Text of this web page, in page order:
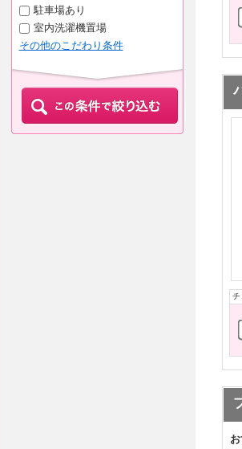
駐車場あり
室内洗濯機置場
その他のこだわり条件
チ